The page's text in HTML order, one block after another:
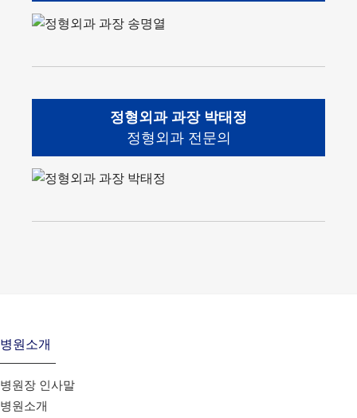
정형외과 과장 박태정
정형외과 전문의
병원소개
병원장 인사말
병원소개